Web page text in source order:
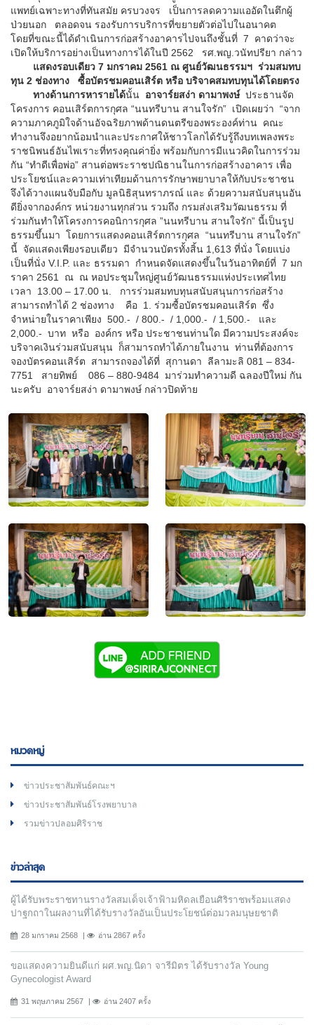
แพทย์เฉพาะทางที่ทันสมัย ครบวงจร เป็นการลดความแออัดในตึกผู้
ป่วยนอก ตลอดจน รองรับการบริการที่ขยายตัวต่อไปในอนาคต
โดยที่ขณะนี้ได้ดำเนินการก่อสร้างอาคารไปจนถึงชั้นที่ 7 คาดว่าจะ
เปิดให้บริการอย่างเป็นทางการได้ในปี 2562 รศ.พญ.วนัทปรียา กล่าว
แสดงรอบเดียว 7 มกราคม 2561 ณ ศูนย์วัฒนธรรมฯ ร่วมสมทบ
ทุน 2 ช่องทาง ซื้อบัตรชมคอนเสิร์ต หรือ บริจาคสมทบทุนได้โดยตรง
ทางด้านการหารายได้นั้น อาจาร์ยสง่า ดามาพงษ์ประธานจัด
โครงการ คอนเสิร์ตการกุศล “นนทรีบาน สานใจรัก” เปิดเผยว่า “จาก
ความภาคภูมิใจด้านอัจฉริยภาพด้านดนตรีของพระองค์ท่าน คณะ
ทำงานจึงอยากน้อมนำและประกาศให้ชาวโลกได้รับรู้ถึงบทเพลงพระ
ราชนิพนธ์อันไพเราะที่ทรงคุณค่ายิ่ง พร้อมกับการมีแนวคิดในการร่วม
กัน “ทำดีเพื่อพ่อ” สานต่อพระราชปณิธานในการก่อสร้างอาคาร เพื่อ
ประโยชน์และความเท่าเทียมด้านการรักษาพยาบาลให้กับประชาชน
จึงได้วางแผนจับมือกับ มูลนิธิสุนทราภรณ์ และ ด้วยความสนับสนุนอัน
ดียิ่งจากองค์กร หน่วยงานทุกส่วน รวมถึง กรมส่งเสริมวัฒนธรรม ที่
ร่วมกันทำให้โครงการคอนิการกุศล ”นนทรีบาน สานใจรัก” นี้เป็นรูป
ธรรมขึ้นมา โดยการแสดงคอนเสิร์ตการกุศล “นนทรีบาน สานใจรัก”
นี้ จัดแสดงเพียงรอบเดียว มีจำนวนบัตรทั้งสิ้น 1,613 ที่นั่ง โดยแบ่ง
เป็นที่นั่ง V.I.P. และ ธรรมดา กำหนดจัดแสดงขึ้นในวันอาทิตย์ที่ 7 มก
ราคา 2561 ณ ณ หอประชุมใหญ่ศูนย์วัฒนธรรมแห่งประเทศไทย
เวลา 13.00 – 17.00 น. การร่วมสมทบทุนสนับสนุนการก่อสร้าง
สามารถทำได้ 2 ช่องทาง คือ 1. ร่วมซื้อบัตรชมคอนเสิร์ต ซึ่ง
จำหน่ายในราคาเพียง 500.- / 800.- / 1,000.- / 1,500.- และ
2,000.- บาท หรือ องค์กร หรือ ประชาชนท่านใด มีความประสงค์จะ
บริจาคเงินร่วมสนับสนุน ก็สามารถทำได้ภายในงาน ท่านที่ต้องการ
จองบัตรคอนเสิร์ต สามารถจองได้ที่ สุกานดา ลีลามะลิ 081 – 834-
7751 สายทิพย์ 086 – 880-9484 มาร่วมทำความดี ฉลองปีใหม่ กัน
นะครับ อาจาร์ยสง่า ดามาพงษ์ กล่าวปิดท้าย
หมวดหมู่
ข่าวประชาสัมพันธ์คณะฯ
ข่าวประชาสัมพันธ์โรงพยาบาล
รวมข่าวปลอมศิริราช
ข่าวล่าสุด
ผู้ได้รับพระราชทานรางวัลสมเด็จเจ้าฟ้ามหิดลเยือนศิริราชพร้อมแสดง
ปาฐกถาในผลงานที่ได้รับรางวัลอันเป็นประโยชน์ต่อมวลมนุษยชาติ
28 มกราคม 2568 อ่าน 2867 ครั้ง
ขอแสดงความยินดีแก่ ผศ.พญ.นิดา จารีมิตร ได้รับรางวัล Young
Gynecologist Award
31 พฤษภาคม 2567 อ่าน 2407 ครั้ง